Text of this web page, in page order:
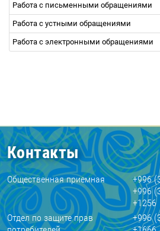
Работа с письменными обращениями
Работа с устными обращениями
Работа с электронными обращениями
Контакты
Общественная приемная
+996
+996
+1256
Отдел по защите прав
+996